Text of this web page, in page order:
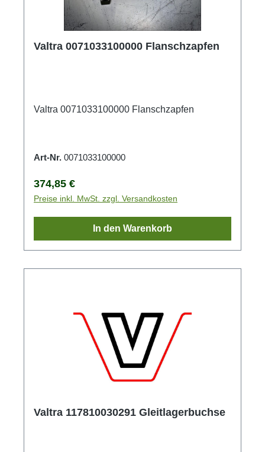
Valtra 0071033100000 Flanschzapfen
Valtra 0071033100000 Flanschzapfen
Art-Nr. 0071033100000
Regulärer Preis:
374,85 €
Preise inkl. MwSt. zzgl. Versandkosten
In den Warenkorb
Valtra 117810030291 Gleitlagerbuchse